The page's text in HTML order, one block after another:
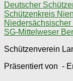
Deutscher
Schützenkreis
SG-Mittelweser
Schützenverein
Präsentiert von -